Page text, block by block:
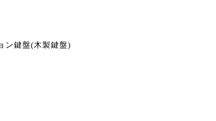
ン鍵盤(木製鍵盤)